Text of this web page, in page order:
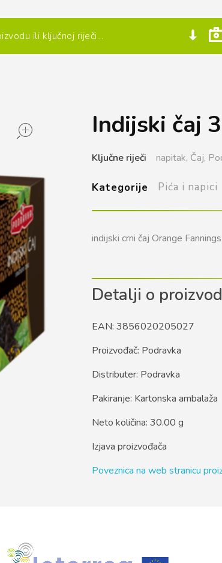
Indijski čaj
indijski crni čaj Orange Fannings;
Ključne riječi napitak, Čaj,
Kategorije Pića i napici
Detalji o
EAN: 3856020205027
Proizvođač: Podravka
Distributer: Podravka
Pakiranje: Kartonska ambalaža
Neto količina: 30.00 g
Izjava proizvođača
Poveznica na web stranicu